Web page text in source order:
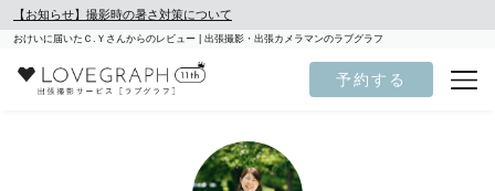
【お知らせ】撮影時の暑さ対策について
おけいに届いたＣ.Ｙさんからのレビュー | 出張撮影・出張カメラマンのラブグラフ
予約する